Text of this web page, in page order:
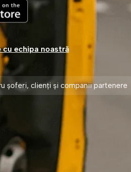
cu echipa noastră
șoferi, clienți și companii partenere